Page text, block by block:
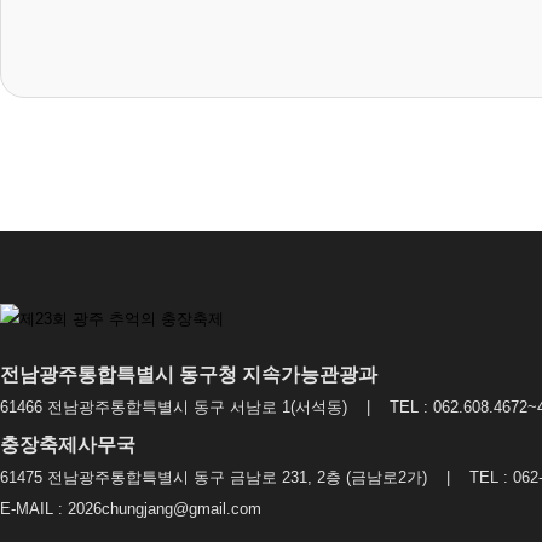
전남광주통합특별시 동구청 지속가능관광과
61466 전남광주통합특별시 동구 서남로 1(서석동) | TEL :
충장축제사무국
61475 전남광주통합특별시 동구 금남로 231, 2층 (금남로2가) | TEL : 062-
E-MAIL : 2026chungjang@gmail.com